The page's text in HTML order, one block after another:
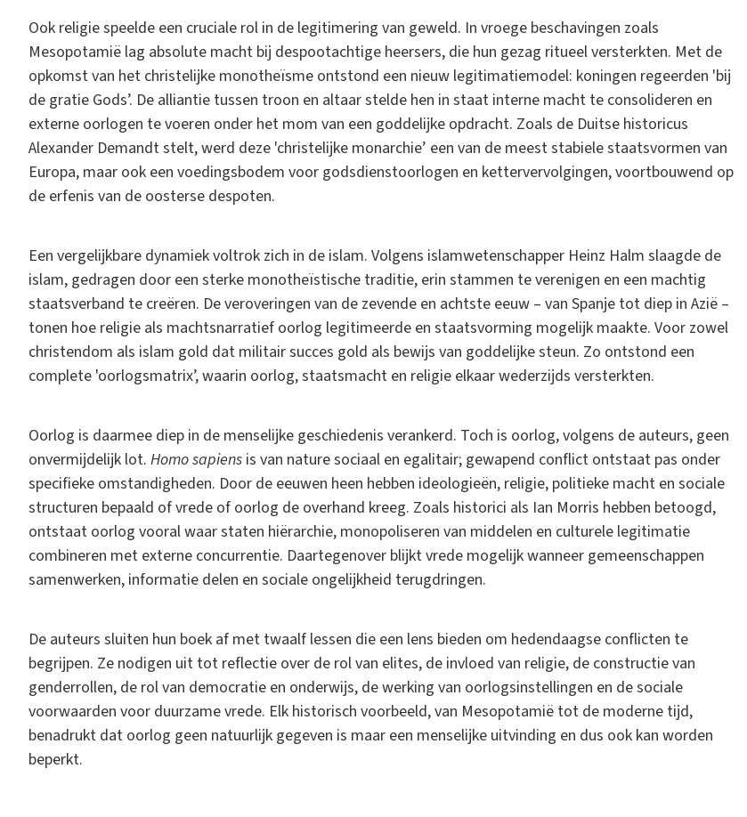
Ook religie speelde een cruciale rol in de legitimering van geweld. In vroege beschavingen zoals
Mesopotamië lag absolute macht bij despootachtige heersers, die hun gezag ritueel versterkten. Met de
opkomst van het christelijke monotheïsme ontstond een nieuw legitimatiemodel: koningen regeerden 'bij
de gratie Gods’. De alliantie tussen troon en altaar stelde hen in staat interne macht te consolideren en
externe oorlogen te voeren onder het mom van een goddelijke opdracht. Zoals de Duitse historicus
Alexander Demandt stelt, werd deze 'christelijke monarchie’ een van de meest stabiele staatsvormen van
Europa, maar ook een voedingsbodem voor godsdienstoorlogen en kettervervolgingen, voortbouwend op
de erfenis van de oosterse despoten.
Een vergelijkbare dynamiek voltrok zich in de islam. Volgens islamwetenschapper Heinz Halm slaagde de
islam, gedragen door een sterke monotheïstische traditie, erin stammen te verenigen en een machtig
staatsverband te creëren. De veroveringen van de zevende en achtste eeuw – van Spanje tot diep in Azië –
tonen hoe religie als machtsnarratief oorlog legitimeerde en staatsvorming mogelijk maakte. Voor zowel
christendom als islam gold dat militair succes gold als bewijs van goddelijke steun. Zo ontstond een
complete 'oorlogsmatrix’, waarin oorlog, staatsmacht en religie elkaar wederzijds versterkten.
Oorlog is daarmee diep in de menselijke geschiedenis verankerd. Toch is oorlog, volgens de auteurs, geen
onvermijdelijk lot. Homo sapiens is van nature sociaal en egalitair; gewapend conflict ontstaat pas onder
specifieke omstandigheden. Door de eeuwen heen hebben ideologieën, religie, politieke macht en sociale
structuren bepaald of vrede of oorlog de overhand kreeg. Zoals historici als Ian Morris hebben betoogd,
ontstaat oorlog vooral waar staten hiërarchie, monopoliseren van middelen en culturele legitimatie
combineren met externe concurrentie. Daartegenover blijkt vrede mogelijk wanneer gemeenschappen
samenwerken, informatie delen en sociale ongelijkheid terugdringen.
De auteurs sluiten hun boek af met twaalf lessen die een lens bieden om hedendaagse conflicten te
begrijpen. Ze nodigen uit tot reflectie over de rol van elites, de invloed van religie, de constructie van
genderrollen, de rol van democratie en onderwijs, de werking van oorlogsinstellingen en de sociale
voorwaarden voor duurzame vrede. Elk historisch voorbeeld, van Mesopotamië tot de moderne tijd,
benadrukt dat oorlog geen natuurlijk gegeven is maar een menselijke uitvinding en dus ook kan worden
beperkt.